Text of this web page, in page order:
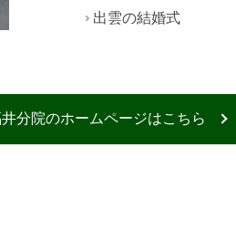
出雲の結婚式
分院のホームページはこちら